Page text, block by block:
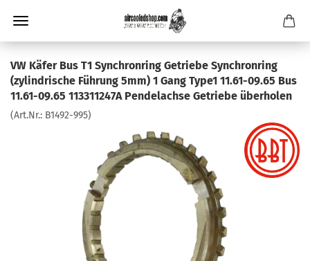
VW Käfer Bus T1 Synchronring Getriebe Synchronring
(zylindrische Führung 5mm) 1 Gang Type1 11.61-09.65 Bus
11.61-09.65 113311247A Pendelachse Getriebe überholen
(Art.Nr.: B1492-995)